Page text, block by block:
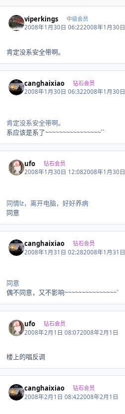
viperkings 中级会员
2008年1月30日 06:222008年1月30日
肯定没系安全带啊。
canghaixiao 钻石会员
2008年1月30日 06:322008年1月30日
肯定没系安全带啊。
系应该是系了~~~~~~~~~~~~~~~~``
ufo 钻石会员
2008年1月30日 12:082008年1月30日
同情lz，离开电脑，好好养病
同意
canghaixiao 钻石会员
2008年1月31日 02:282008年1月31日
同意
偶不同意，又不影响~~~~~~~~~~~~~~~`
ufo 钻石会员
2008年2月1日 08:072008年2月1日
楼上的唱反调
canghaixiao 钻石会员
2008年2月1日 08:422008年2月1日